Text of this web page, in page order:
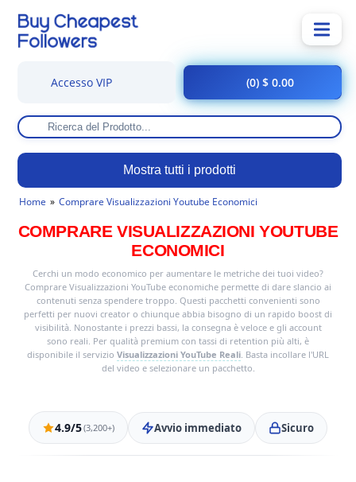
Mostra tutti i prodotti
Accesso VIP (0) $ 0.00
Home Comprare Visualizzazioni Youtube Economici
COMPRARE VISUALIZZAZIONI YOUTUBE
ECONOMICI
Cerchi un modo economico per aumentare le metriche dei tuoi video?
Comprare Visualizzazioni YouTube economiche permette di dare slancio ai
contenuti senza spendere troppo. Questi pacchetti convenienti sono
perfetti per nuovi creator o chiunque abbia bisogno di un rapido boost di
visibilità. Nonostante i prezzi bassi, la consegna è veloce e gli account
sono reali. Per qualità premium con tassi di retention più alti, è
disponibile il servizio Visualizzazioni YouTube Reali. Basta incollare l'URL
del video e selezionare un pacchetto.
4.9/5(3,200+) Avvio immediato Sicuro